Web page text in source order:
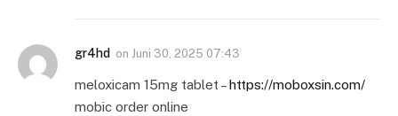
gr4hd on Juni 30, 2025 07:43
meloxicam 15mg tablet –https://moboxsin.com/
mobic order online